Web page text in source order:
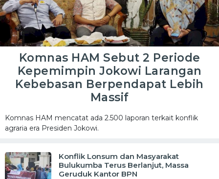
Komnas HAM Sebut 2 Periode
Kepemimpin Jokowi Larangan
Kebebasan Berpendapat Lebih
Massif
Komnas HAM mencatat ada 2.500 laporan terkait konflik
agraria era Presiden Jokowi.
Konflik Lonsum dan Masyarakat
Bulukumba Terus Berlanjut, Massa
Geruduk Kantor BPN